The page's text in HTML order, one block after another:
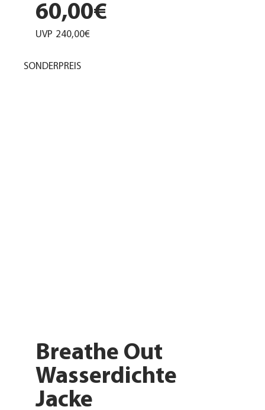
60,00€
UVP 240,00€
Breathe Out
Wasserdichte
Jacke
SONDERPREIS